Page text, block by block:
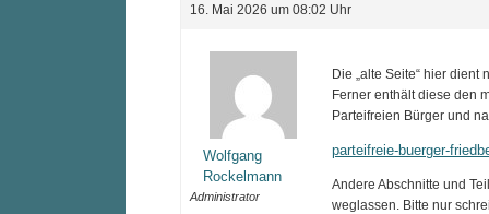
16. Mai 2026 um 08:02 Uhr
Wolfgang
Rockelmann
Administrator
Die „alte Seite“ hier
Ferner enthält diese den
Parteifreien Bürger und
parteifreie-buerger-
Andere Abschnitte und
weglassen. Bitte nur